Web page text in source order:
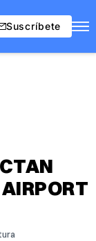
Suscríbete